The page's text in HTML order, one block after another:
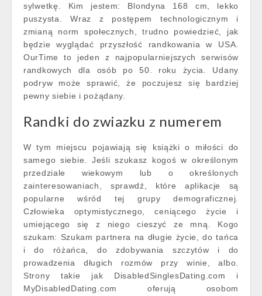
sylwetkę. Kim jestem: Blondyna 168 cm, lekko
puszysta. Wraz z postępem technologicznym i
zmianą norm społecznych, trudno powiedzieć, jak
będzie wyglądać przyszłość randkowania w USA.
OurTime to jeden z najpopularniejszych serwisów
randkowych dla osób po 50. roku życia. Udany
podryw może sprawić, że poczujesz się bardziej
pewny siebie i pożądany.
Randki do zwiazku z numerem
W tym miejscu pojawiają się książki o miłości do
samego siebie. Jeśli szukasz kogoś w określonym
przedziale wiekowym lub o określonych
zainteresowaniach, sprawdź, które aplikacje są
popularne wśród tej grupy demograficznej.
Człowieka optymistycznego, ceniącego życie i
umiejącego się z niego cieszyć ze mną. Kogo
szukam: Szukam partnera na długie życie, do tańca
i do różańca, do zdobywania szczytów i do
prowadzenia długich rozmów przy winie, albo.
Strony takie jak DisabledSinglesDating.com i
MyDisabledDating.com oferują osobom